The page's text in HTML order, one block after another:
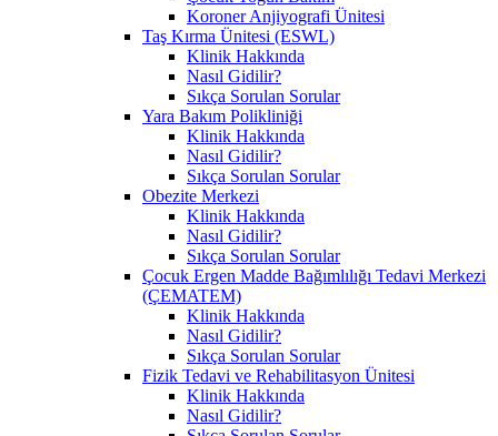
Koroner Anjiyografi Ünitesi
Taş Kırma Ünitesi (ESWL)
Klinik Hakkında
Nasıl Gidilir?
Sıkça Sorulan Sorular
Yara Bakım Polikliniği
Klinik Hakkında
Nasıl Gidilir?
Sıkça Sorulan Sorular
Obezite Merkezi
Klinik Hakkında
Nasıl Gidilir?
Sıkça Sorulan Sorular
Çocuk Ergen Madde Bağımlılığı Tedavi Merkezi
(ÇEMATEM)
Klinik Hakkında
Nasıl Gidilir?
Sıkça Sorulan Sorular
Fizik Tedavi ve Rehabilitasyon Ünitesi
Klinik Hakkında
Nasıl Gidilir?